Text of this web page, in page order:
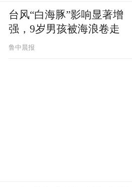
台风“白海豚”影响显著增
强，9岁男孩被海浪卷走
鲁中晨报